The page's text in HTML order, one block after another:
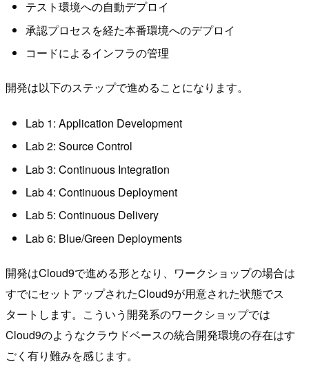
テスト環境への自動デプロイ
承認プロセスを経た本番環境へのデプロイ
コードによるインフラの管理
開発は以下のステップで進めることになります。
Lab 1: Application Development
Lab 2: Source Control
Lab 3: Continuous Integration
Lab 4: Continuous Deployment
Lab 5: Continuous Delivery
Lab 6: Blue/Green Deployments
開発はCloud9で進める形となり、ワークショップの場合は
すでにセットアップされたCloud9が用意された状態でス
タートします。こういう開発系のワークショップでは
Cloud9のようなクラウドベースの統合開発環境の存在はす
ごく有り難みを感じます。